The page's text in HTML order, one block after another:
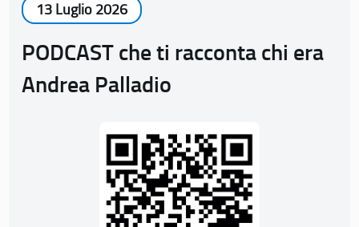
13 Luglio 2026
PODCAST che ti racconta chi era
Andrea Palladio